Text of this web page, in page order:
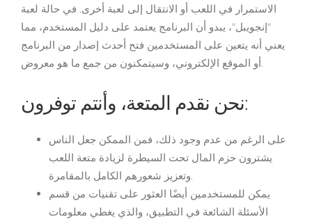
الاستمرار في اللعب أو الانتقال إلى لعبة أخرى. في حالة لعبة
"إنجويبل"، يبدو أن البرنامج يعتمد على دليل المستخدم، مما
يعني أنه يتعين على المستخدمين فتح أحدث إصدار من البرنامج
أو الموقع الإلكتروني، وسيتمكنون من جمع ما هو معروض.
نحن نقدم المتعة، وأنتم توفرون:
على الرغم من عدم وجود ذلك، فمن الممكن جعل الناس
يشترون حزم المال تحت السيطرة لزيادة متعة اللعب
وتعزيز شعورهم الكامل بالمقامرة.
يمكن للمستخدمين أيضًا العثور على تقنيات من قسم
الأسئلة الشائعة في التطبيق، والذي يغطي معلومات